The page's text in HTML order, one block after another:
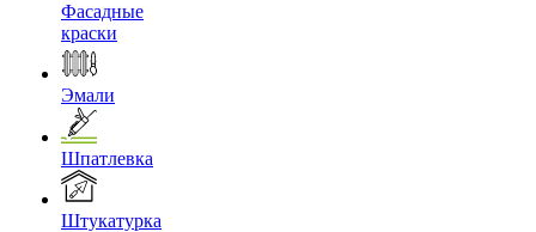
Фасадные
краски
Эмали
Шпатлевка
Штукатурка